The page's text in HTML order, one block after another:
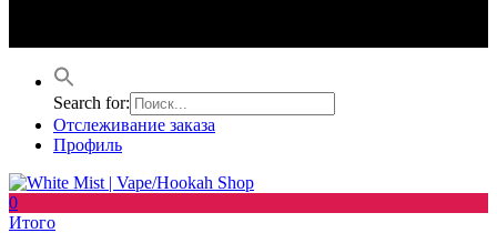
Search for:
Отслеживание заказа
Профиль
0
Итого